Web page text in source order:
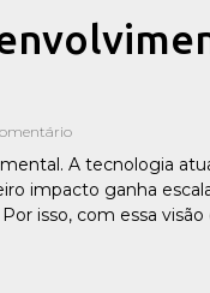
A tecnologia
impacto ganha
isso, com essa